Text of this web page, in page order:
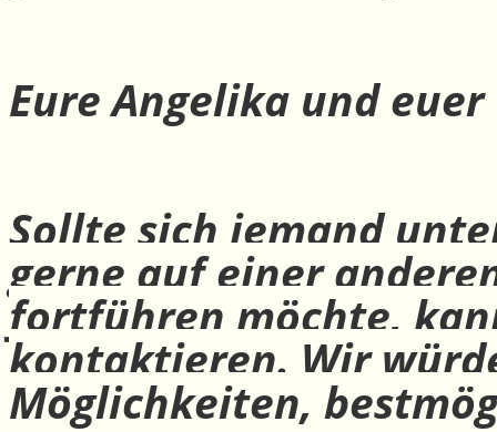
Eure Angelika und
Sollte sich jemand
gerne auf einer
fortführen möchte,
kontaktieren. Wir
Möglichkeiten,